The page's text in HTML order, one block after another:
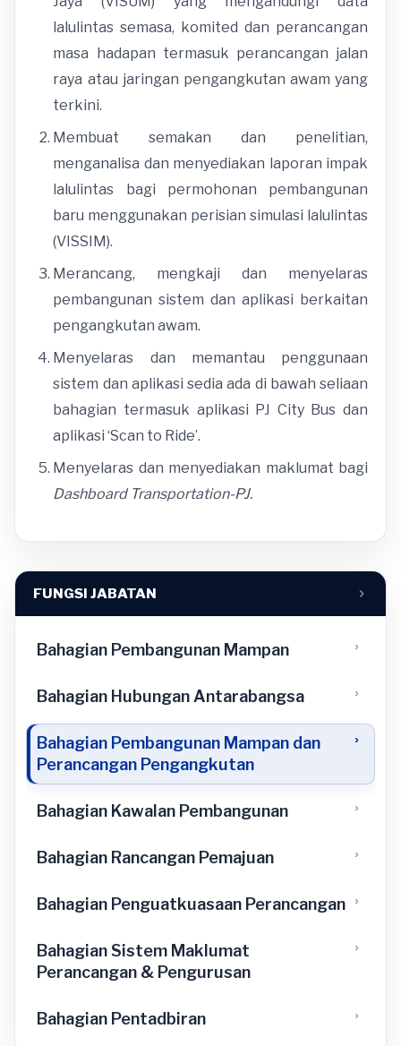
FUNGSI JABATAN
Bahagian Pembangunan Mampan
Bahagian Hubungan Antarabangsa
Bahagian Pembangunan Mampan dan
Perancangan Pengangkutan
Bahagian Kawalan Pembangunan
Bahagian Rancangan Pemajuan
Bahagian Penguatkuasaan Perancangan
Bahagian Sistem Maklumat
Perancangan & Pengurusan
Bahagian Pentadbiran
lalulintas semasa, komited dan perancangan
masa hadapan termasuk perancangan jalan
raya atau jaringan pengangkutan awam yang
terkini.
Membuat semakan dan penelitian,
menganalisa dan menyediakan laporan impak
lalulintas bagi permohonan pembangunan
baru menggunakan perisian simulasi lalulintas
(VISSIM).
Merancang, mengkaji dan menyelaras
pembangunan sistem dan aplikasi berkaitan
pengangkutan awam.
Menyelaras dan memantau penggunaan
sistem dan aplikasi sedia ada di bawah seliaan
bahagian termasuk aplikasi PJ City Bus dan
aplikasi ‘Scan to Ride’.
Menyelaras dan menyediakan maklumat bagi
Dashboard Transportation-PJ.